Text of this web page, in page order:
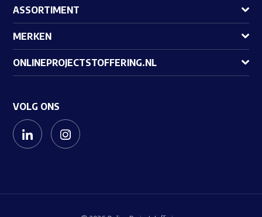
ASSORTIMENT
MERKEN
ONLINEPROJECTSTOFFERING.NL
VOLG ONS